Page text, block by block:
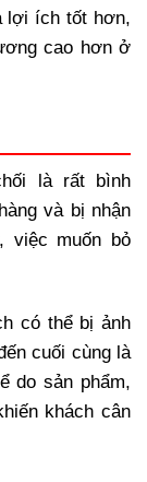
lợi ích tốt hơn,
cao hơn ở
là rất bình
và bị nhận
việc muốn bỏ
có thể bị ảnh
cuối cùng là
do sản phẩm,
khách cân